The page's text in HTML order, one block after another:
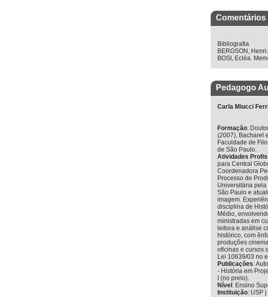
Comentários
Bibliografia
BERGSON,
BOSI, Ecléa.
Pedagogo
Carla Miucci
Formação:
(2007), Bacharel
Faculdade de
de São Paulo.
Atividades
para Central
Coordenadora
Processo de
Universitária
São Paulo e
imagem.
disciplina de
Médio,
ministradas em
leitora e análise
histórico, com
produções
oficinas e cursos
Lei 10639/03 no
Publicações:
- História em
I (no prelo).
Nível : Ensino
Instituição: USP |